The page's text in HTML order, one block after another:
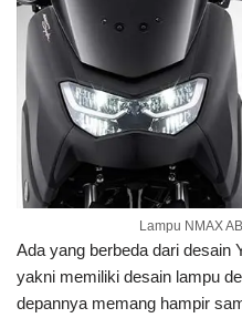
Lampu NMAX
Ada yang berbeda dari desain
yakni memiliki desain lampu
depannya memang hampir